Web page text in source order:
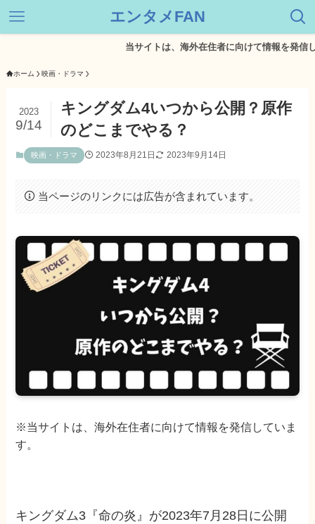
エンタメFAN
当サイトは、海外在住者に向けて情報を発信していま
ホーム 映画・ドラマ
キングダム4いつから公開？原作
のどこまでやる？
2023
9/14
映画・ドラマ 2023年8月21日 2023年9月14日
当ページのリンクには広告が含まれています。
※当サイトは、海外在住者に向けて情報を発信していま
す。
キングダム3『命の炎』が2023年7月28日に公開